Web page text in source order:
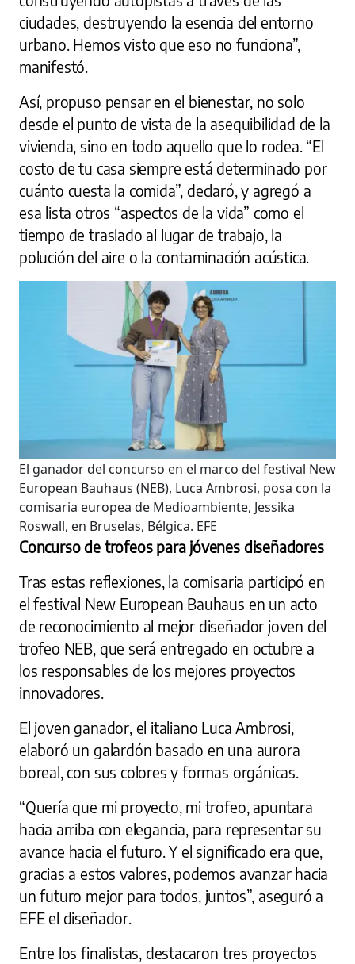
ciudades, destruyendo la esencia del entorno
urbano. Hemos visto que eso no funciona”,
manifestó.
Así, propuso pensar en el bienestar, no solo
desde el punto de vista de la asequibilidad de la
vivienda, sino en todo aquello que lo rodea. “El
costo de tu casa siempre está determinado por
cuánto cuesta la comida”, declaró, y agregó a
esa lista otros “aspectos de la vida” como el
tiempo de traslado al lugar de trabajo, la
polución del aire o la contaminación acústica.
El ganador del concurso en el marco del festival New
European Bauhaus (NEB), Luca Ambrosi, posa con la
comisaria europea de Medioambiente, Jessika
Roswall, en Bruselas, Bélgica. EFE
Concurso de trofeos para jóvenes diseñadores
Tras estas reflexiones, la comisaria participó en
el festival New European Bauhaus en un acto
de reconocimiento al mejor diseñador joven del
trofeo NEB, que será entregado en octubre a
los responsables de los mejores proyectos
innovadores.
El joven ganador, el italiano Luca Ambrosi,
elaboró un galardón basado en una aurora
boreal, con sus colores y formas orgánicas.
“Quería que mi proyecto, mi trofeo, apuntara
hacia arriba con elegancia, para representar su
avance hacia el futuro. Y el significado era que,
gracias a estos valores, podemos avanzar hacia
un futuro mejor para todos, juntos”, aseguró a
EFE el diseñador.
Entre los finalistas, destacaron tres proyectos